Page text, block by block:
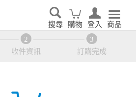
搜尋 購物 登入 商品
收件資訊 訂購完成